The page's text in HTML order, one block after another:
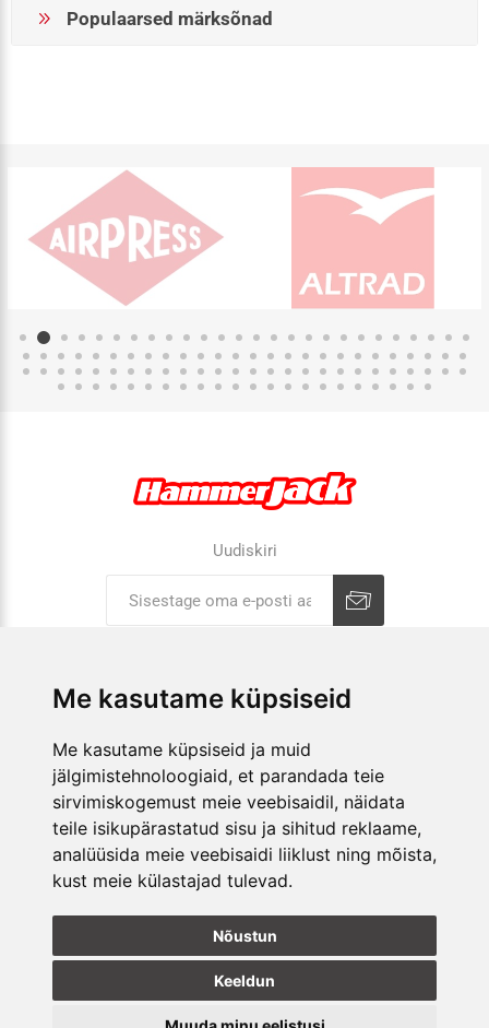
Me kasutame küpsiseid
Me kasutame küpsiseid ja muid
jälgimistehnoloogiaid, et parandada teie
sirvimiskogemust meie veebisaidil, näidata
teile isikupärastatud sisu ja sihitud reklaame,
analüüsida meie veebisaidi liiklust ning mõista,
kust meie külastajad tulevad.
Nõustun
Keeldun
Populaarsed märksõnad
Uudiskiri
E-POOD
KAUPLUSED